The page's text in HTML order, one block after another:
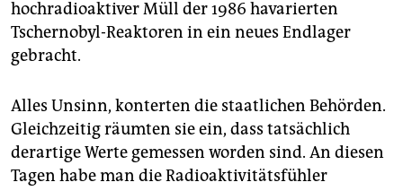
hochradioaktiver Müll der 1986 havarierten
Tschernobyl-Reaktoren in ein neues Endlager
gebracht.
Alles Unsinn, konterten die staatlichen Behörden.
Gleichzeitig räumten sie ein, dass tatsächlich
derartige Werte gemessen worden sind. An diesen
Tagen habe man die Radioaktivitätsfühler